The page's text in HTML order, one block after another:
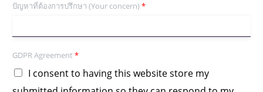
ปัญหาที่ต้องการปรึกษา (Your concern)*
GDPR Agreement *
I consent to having this website store my